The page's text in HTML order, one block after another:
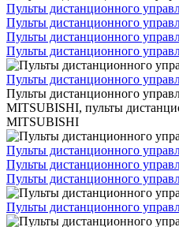
Пульты дистанционного
Пульты дистанционного
Пульты дистанционного
Пульты дистанционного
Пульты дистанционного
Пульты дистанционного
MITSUBISHI, пульты
MITSUBISHI
Пульты дистанционного
Пульты дистанционного
Пульты дистанционного
Пульты дистанционного